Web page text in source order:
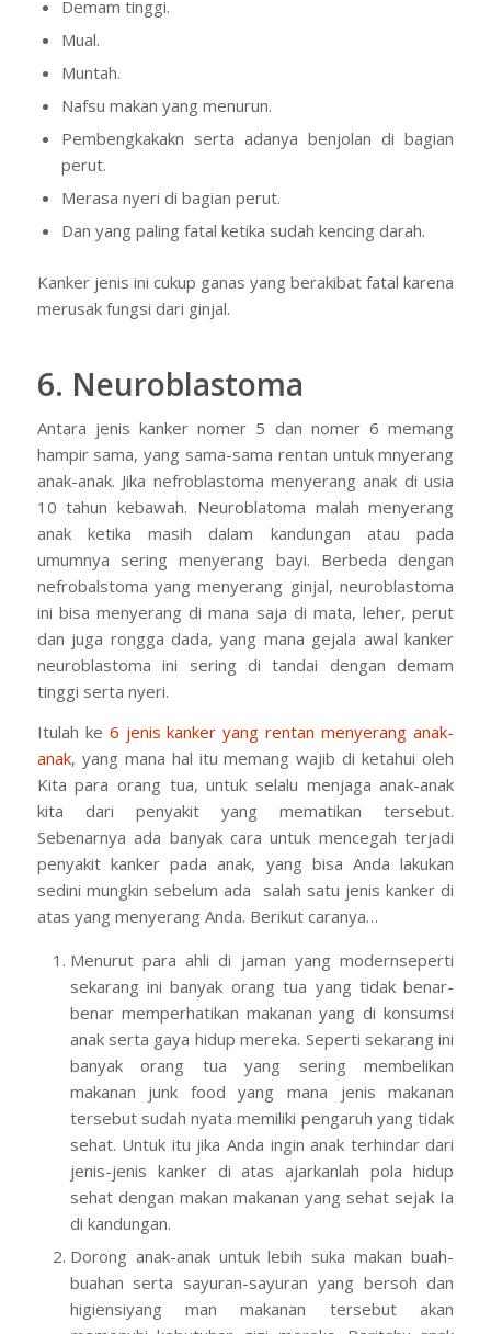
Demam tinggi.
Mual.
Muntah.
Nafsu makan yang menurun.
Pembengkakakn serta adanya benjolan di bagian
perut.
Merasa nyeri di bagian perut.
Dan yang paling fatal ketika sudah kencing darah.
Kanker jenis ini cukup ganas yang berakibat fatal karena
merusak fungsi dari ginjal.
6. Neuroblastoma
Antara jenis kanker nomer 5 dan nomer 6 memang
hampir sama, yang sama-sama rentan untuk mnyerang
anak-anak. Jika nefroblastoma menyerang anak di usia
10 tahun kebawah. Neuroblatoma malah menyerang
anak ketika masih dalam kandungan atau pada
umumnya sering menyerang bayi. Berbeda dengan
nefrobalstoma yang menyerang ginjal, neuroblastoma
ini bisa menyerang di mana saja di mata, leher, perut
dan juga rongga dada, yang mana gejala awal kanker
neuroblastoma ini sering di tandai dengan demam
tinggi serta nyeri.
Itulah ke 6 jenis kanker yang rentan menyerang anak-
anak, yang mana hal itu memang wajib di ketahui oleh
Kita para orang tua, untuk selalu menjaga anak-anak
kita dari penyakit yang mematikan tersebut.
Sebenarnya ada banyak cara untuk mencegah terjadi
penyakit kanker pada anak, yang bisa Anda lakukan
sedini mungkin sebelum ada salah satu jenis kanker di
atas yang menyerang Anda. Berikut caranya…
Menurut para ahli di jaman yang modernseperti
sekarang ini banyak orang tua yang tidak benar-
benar memperhatikan makanan yang di konsumsi
anak serta gaya hidup mereka. Seperti sekarang ini
banyak orang tua yang sering membelikan
makanan junk food yang mana jenis makanan
tersebut sudah nyata memiliki pengaruh yang tidak
sehat. Untuk itu jika Anda ingin anak terhindar dari
jenis-jenis kanker di atas ajarkanlah pola hidup
sehat dengan makan makanan yang sehat sejak Ia
di kandungan.
Dorong anak-anak untuk lebih suka makan buah-
buahan serta sayuran-sayuran yang bersoh dan
higiensiyang man makanan tersebut akan